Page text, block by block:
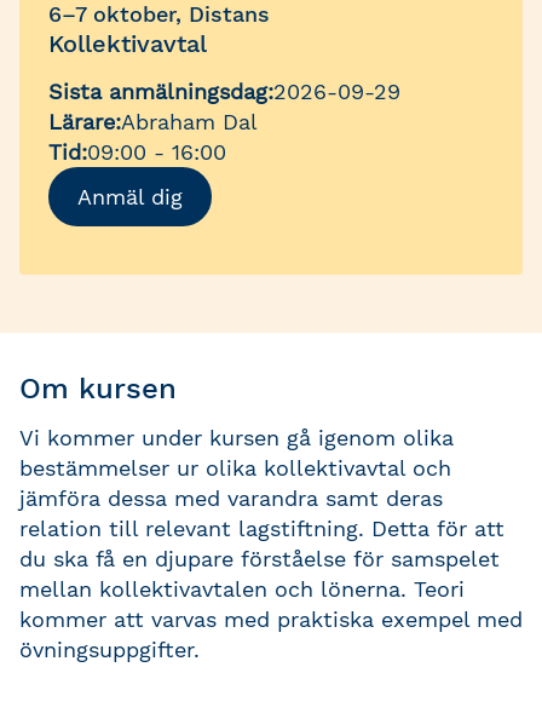
6–7 oktober, Distans
Kollektivavtal
Sista anmälningsdag:2026-09-29
Lärare:Abraham Dal
Tid:09:00 - 16:00
Anmäl dig
Om kursen
Vi kommer under kursen gå igenom olika
bestämmelser ur olika kollektivavtal och
jämföra dessa med varandra samt deras
relation till relevant lagstiftning. Detta för att
du ska få en djupare förståelse för samspelet
mellan kollektivavtalen och lönerna. Teori
kommer att varvas med praktiska exempel med
övningsuppgifter.